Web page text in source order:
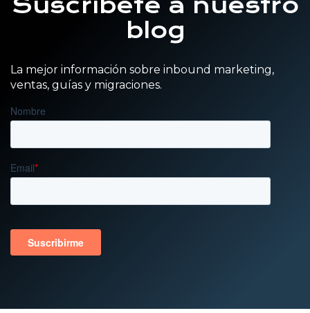
Suscríbete a nuestro
blog
La mejor información sobre inbound marketing,
ventas, guías y migraciones.